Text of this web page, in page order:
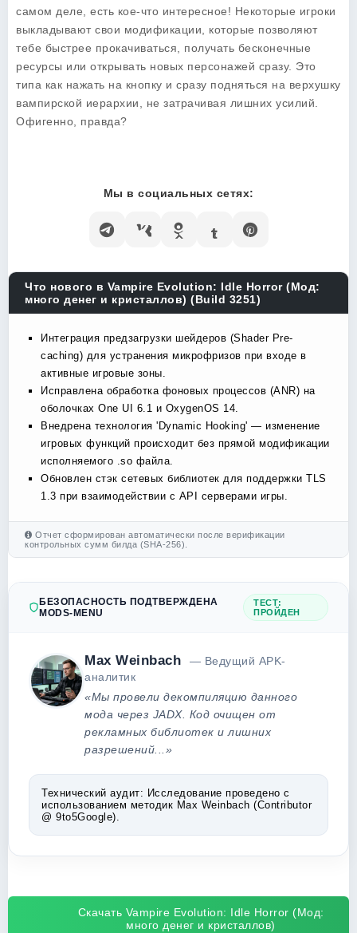
самом деле, есть кое-что интересное! Некоторые игроки
выкладывают свои модификации, которые позволяют
тебе быстрее прокачиваться, получать бесконечные
ресурсы или открывать новых персонажей сразу. Это
типа как нажать на кнопку и сразу подняться на верхушку
вампирской иерархии, не затрачивая лишних усилий.
Офигенно, правда?
Мы в социальных сетях:
Что нового в Vampire Evolution: Idle Horror (Мод:
много денег и кристаллов) (Build 3251)
Интеграция предзагрузки шейдеров (Shader Pre-
caching) для устранения микрофризов при входе в
активные игровые зоны.
Исправлена обработка фоновых процессов (ANR) на
оболочках One UI 6.1 и OxygenOS 14.
Внедрена технология 'Dynamic Hooking' — изменение
игровых функций происходит без прямой модификации
исполняемого .so файла.
Обновлен стэк сетевых библиотек для поддержки TLS
1.3 при взаимодействии с API серверами игры.
Отчет сформирован автоматически после верификации
контрольных сумм билда (SHA-256).
БЕЗОПАСНОСТЬ ПОДТВЕРЖДЕНА
MODS-MENU
ТЕСТ:
ПРОЙДЕН
Max Weinbach
— Ведущий APK-
аналитик
«Мы провели декомпиляцию данного
мода через JADX. Код очищен от
рекламных библиотек и лишних
разрешений...»
Технический аудит: Исследование проведено с
использованием методик Max Weinbach (Contributor
@ 9to5Google).
Скачать Vampire Evolution: Idle Horror (Мод:
много денег и кристаллов)